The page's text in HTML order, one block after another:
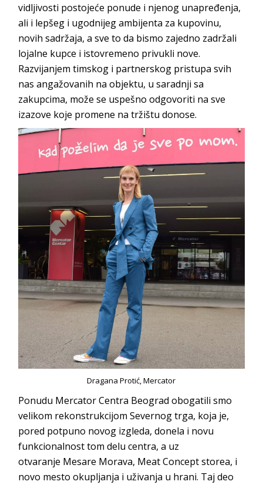
vidljivosti postojeće ponude i njenog unapređenja,
ali i lepšeg i ugodnijeg ambijenta za kupovinu,
novih sadržaja, a sve to da bismo zajedno zadržali
lojalne kupce i istovremeno privukli nove.
Razvijanjem timskog i partnerskog pristupa svih
nas angažovanih na objektu, u saradnji sa
zakupcima, može se uspešno odgovoriti na sve
izazove koje promene na tržištu donose.
Dragana Protić, Mercator
Ponudu Mercator Centra Beograd obogatili smo
velikom rekonstrukcijom Severnog trga, koja je,
pored potpuno novog izgleda, donela i novu
funkcionalnost tom delu centra, a uz
otvaranje Mesare Morava, Meat Concept storea, i
novo mesto okupljanja i uživanja u hrani. Taj deo